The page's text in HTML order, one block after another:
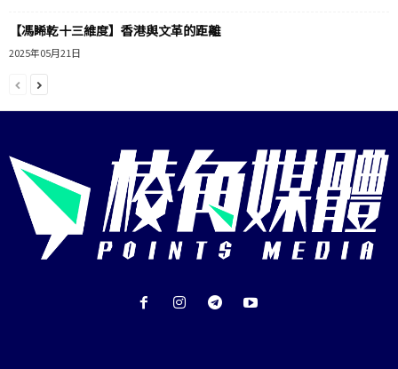
【馮睎乾十三維度】香港與文革的距離
2025年05月21日